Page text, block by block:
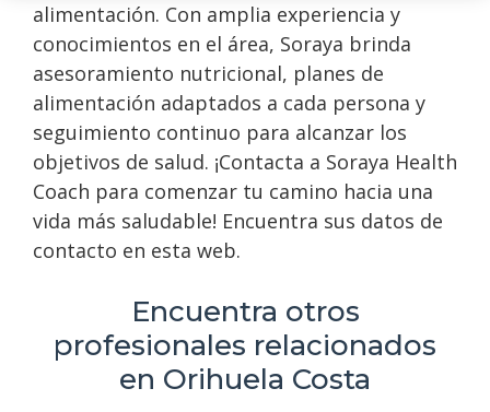
alimentación. Con amplia experiencia y
conocimientos en el área, Soraya brinda
asesoramiento nutricional, planes de
alimentación adaptados a cada persona y
seguimiento continuo para alcanzar los
objetivos de salud. ¡Contacta a Soraya Health
Coach para comenzar tu camino hacia una
vida más saludable! Encuentra sus datos de
contacto en esta web.
Encuentra otros
profesionales relacionados
en Orihuela Costa